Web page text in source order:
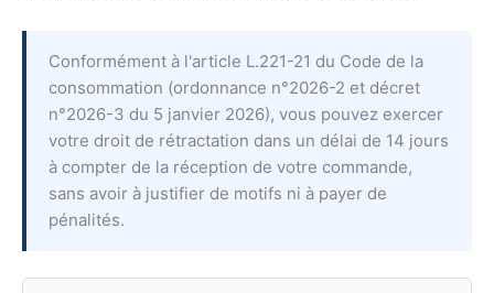
Conformément à l'article L.221-21 du Code de la
consommation (ordonnance n°2026-2 et décret
n°2026-3 du 5 janvier 2026), vous pouvez exercer
votre droit de rétractation dans un délai de 14 jours
à compter de la réception de votre commande,
sans avoir à justifier de motifs ni à payer de
pénalités.